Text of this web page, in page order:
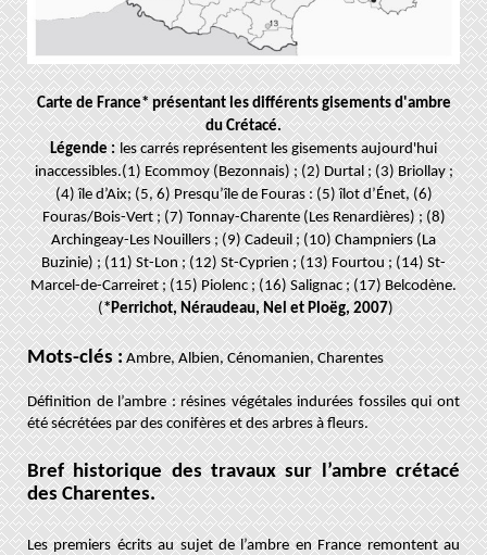
Carte de France* présentant les différents gisements d'ambre
du Crétacé.
Légende : les carrés représentent les gisements aujourd'hui
inaccessibles.(1) Ecommoy (Bezonnais) ; (2) Durtal ; (3) Briollay ;
(4) île d’Aix; (5, 6) Presqu’île de Fouras : (5) îlot d’Énet, (6)
Fouras/Bois-Vert ; (7) Tonnay-Charente (Les Renardières) ; (8)
Archingeay-Les Nouillers ; (9) Cadeuil ; (10) Champniers (La
Buzinie) ; (11) St-Lon ; (12) St-Cyprien ; (13) Fourtou ; (14) St-
Marcel-de-Carreiret ; (15) Piolenc ; (16) Salignac ; (17) Belcodène.
(*Perrichot, Néraudeau, Nel et Ploëg, 2007)
Mots-clés : Ambre, Albien, Cénomanien, Charentes
Définition de l’ambre : résines végétales indurées fossiles qui ont
été sécrétées par des conifères et des arbres à fleurs.
Bref historique des travaux sur l’ambre crétacé
des Charentes.
Les premiers écrits au sujet de l’ambre en France remontent au